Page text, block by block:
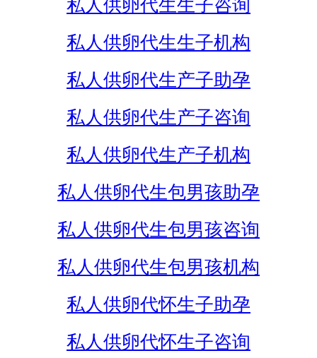
私人供卵代生生子咨询
私人供卵代生生子机构
私人供卵代生产子助孕
私人供卵代生产子咨询
私人供卵代生产子机构
私人供卵代生包男孩助孕
私人供卵代生包男孩咨询
私人供卵代生包男孩机构
私人供卵代怀生子助孕
私人供卵代怀生子咨询